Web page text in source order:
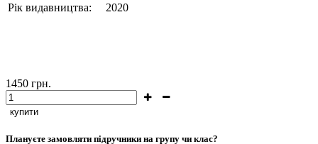
Рік видавництва:
2020
1450 грн.
купити
Плануєте замовляти підручники на групу чи клас?